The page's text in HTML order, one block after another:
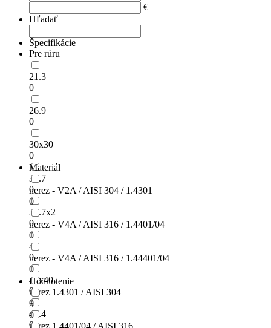
€
Hľadať
Špecifikácie
Pre rúru
21.3
0
26.9
0
30x30
0
33.7
0
33.7x2
0
40
0
40x40
0
42.4
0
Materiál
nerez - V2A / AISI 304 / 1.4301
0
nerez - V4A / AISI 316 / 1.4401/04
0
nerez - V4A / AISI 316 / 1.44401/04
0
nerez 1.4301 / AISI 304
0
nerez 1.4401/04 / AISI 316
Hodnotenie
5
0